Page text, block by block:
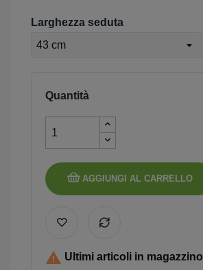
Larghezza seduta
Quantità
AGGIUNGI AL CARRELLO
 Ultimi articoli in magazzino